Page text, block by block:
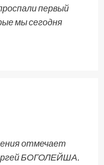
первый
мы сегодня
отмечает
БОГОЛЕЙША.